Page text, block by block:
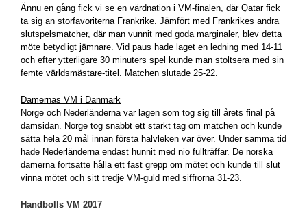
Ännu en gång fick vi se en värdnation i VM-finalen, där Qatar fick
ta sig an storfavoriterna Frankrike. Jämfört med Frankrikes andra
slutspelsmatcher, där man vunnit med goda marginaler, blev detta
möte betydligt jämnare. Vid paus hade laget en ledning med 14-11
och efter ytterligare 30 minuters spel kunde man stoltsera med sin
femte världsmästare-titel. Matchen slutade 25-22.
Damernas VM i Danmark
Norge och Nederländerna var lagen som tog sig till årets final på
damsidan. Norge tog snabbt ett starkt tag om matchen och kunde
sätta hela 20 mål innan första halvleken var över. Under samma tid
hade Nederländerna endast hunnit med nio fullträffar. De norska
damerna fortsatte hålla ett fast grepp om mötet och kunde till slut
vinna mötet och sitt tredje VM-guld med siffrorna 31-23.
Handbolls VM 2017